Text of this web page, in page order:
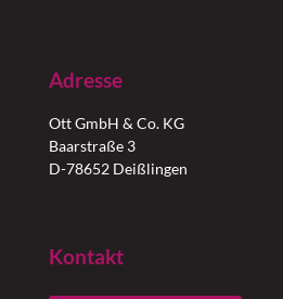
Adresse
Ott GmbH & Co. KG
Baarstraße 3
D-78652 Deißlingen
Kontakt